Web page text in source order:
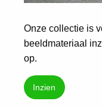
Onze collectie is
beeldmateriaal
op.
Inzien